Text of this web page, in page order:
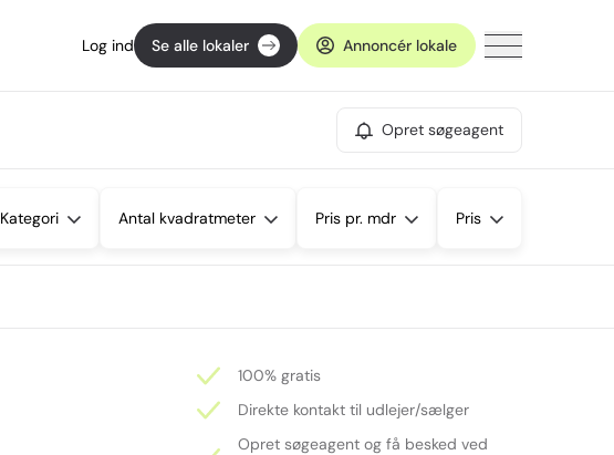
Log ind Se alle lokaler Annoncér lokale
Opret søgeagent
Kategori Antal kvadratmeter Pris pr. mdr Pris
100% gratis
Direkte kontakt til udlejer/sælger
Opret søgeagent og få besked ved